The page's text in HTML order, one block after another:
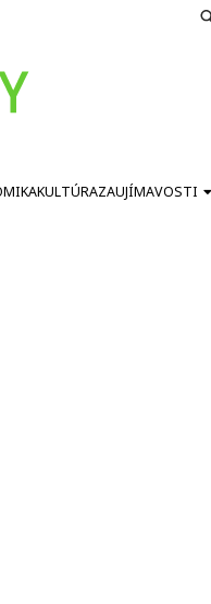
KULTÚRAZAUJÍMAVOSTI